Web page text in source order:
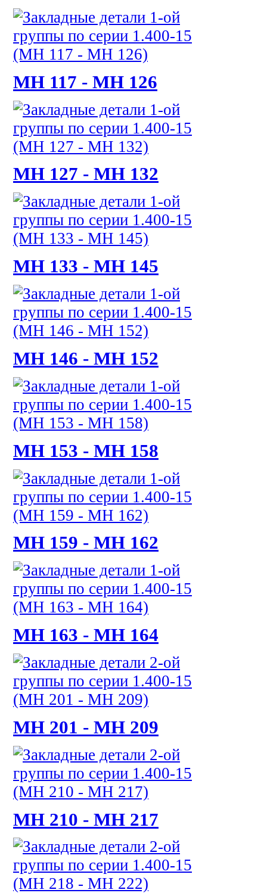
МН 117 - МН 126
МН 127 - МН 132
МН 133 - МН 145
МН 146 - МН 152
МН 153 - МН 158
МН 159 - МН 162
МН 163 - МН 164
МН 201 - МН 209
МН 210 - МН 217